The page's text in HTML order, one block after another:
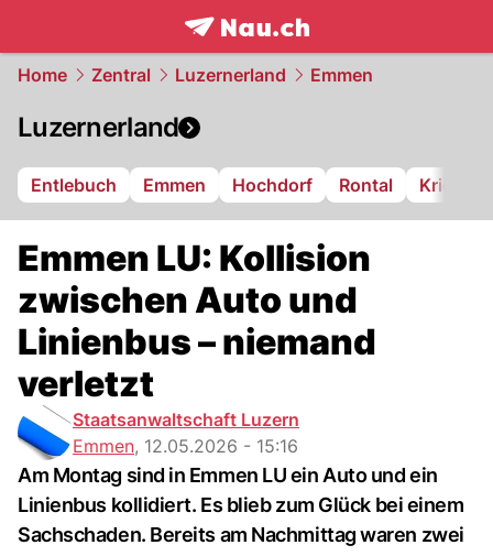
frontpage.NAU.ch
Home Zentral Luzernerland Emmen
Luzernerland
Entlebuch Emmen Hochdorf Rontal Kriens
Emmen LU: Kollision
zwischen Auto und
Linienbus – niemand
verletzt
Staatsanwaltschaft Luzern
Emmen, 12.05.2026 - 15:16
Am Montag sind in Emmen LU ein Auto und ein
Linienbus kollidiert. Es blieb zum Glück bei einem
Sachschaden. Bereits am Nachmittag waren zwei